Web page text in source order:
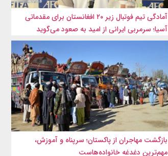
آمادگی تیم فوتبال زیر ۲۰ افغانستان برای مقدماتی
آسیا؛ سرمربی ایرانی از امید به صعود می‌گوید
بازگشت مهاجران از پاکستان؛ سرپناه و آموزش،
مهم‌ترین دغدغه خانواده‌هاست